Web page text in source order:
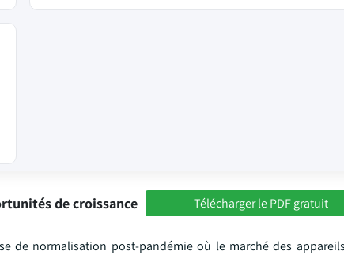
de croissance Télécharger le PDF gratuit
de normalisation post-pandémie où le marché des